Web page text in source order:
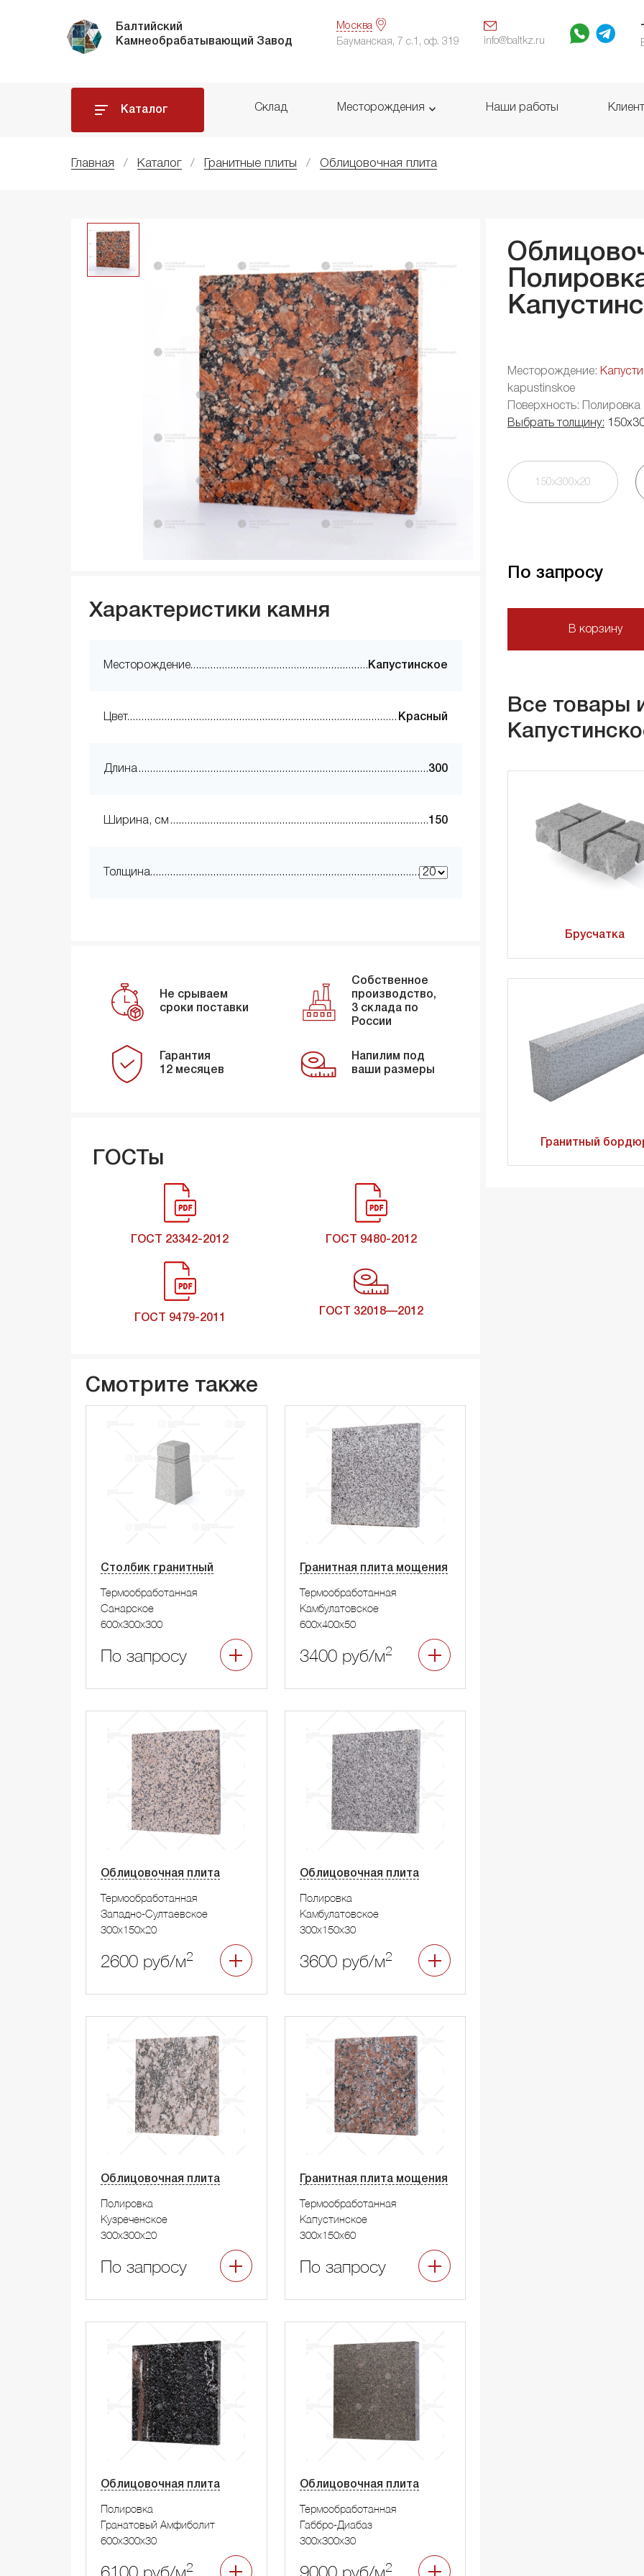
Балтийский
Камнеобрабатывающий Завод
Москва
Бауманская, 7 с.1, оф. 319 info@baltkz.ru
Каталог Склад Месторождения Наши работы
Главная Каталог Гранитные плиты Облицовочная плита
Месторождение:
kapustinskoe
Поверхность: Полировка
Выбрать толщину:
150х300х20
По запросу
В корзину
Все товары
Брусчатка
Гранитный
Характеристики камня
Месторождение Капустинское
Цвет Красный
Длина 300
Ширина, см 150
Толщина
Не срываем
сроки поставки
Собственное
производство,
3 склада по
России
Гарантия
12 месяцев
Напилим под
ваши размеры
ГОСТы
ГОСТ 23342-2012 ГОСТ 9480-2012
ГОСТ 9479-2011
ГОСТ 32018—2012
Смотрите также
Столбик гранитный
Термообработанная
Санарское
600x300x300
По запросу
Гранитная плита мощения
Термообработанная
Камбулатовское
600x400x50
3400 руб/м2
Облицовочная плита
Термообработанная
Западно-Султаевское
300x150x20
2600 руб/м2
Облицовочная плита
Полировка
Камбулатовское
300x150x30
3600 руб/м2
Облицовочная плита
Полировка
Кузреченское
300x300x20
По запросу
Гранитная плита мощения
Термообработанная
Капустинское
300x150x60
По запросу
Облицовочная плита
Полировка
Гранатовый Амфиболит
600x300x30
6100 руб/м2
Облицовочная плита
Термообработанная
Габбро-Диабаз
300x300x30
9000 руб/м2